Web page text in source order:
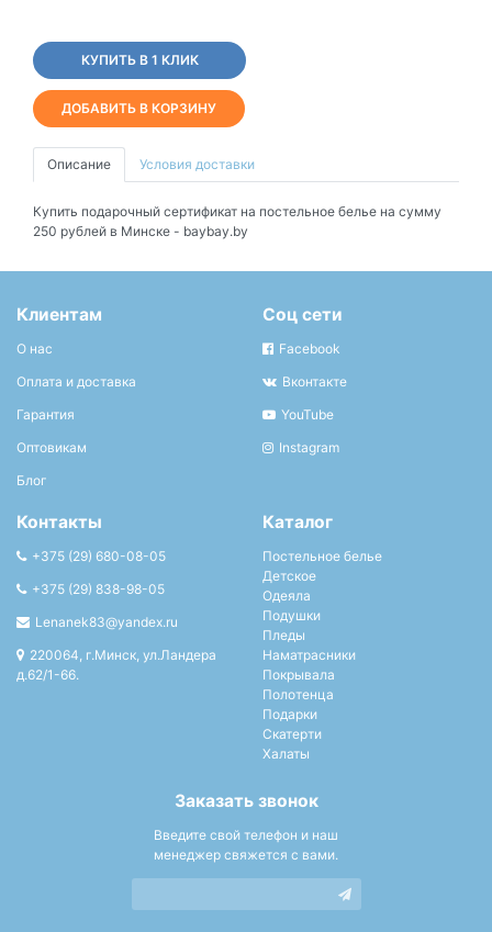
КУПИТЬ В 1 КЛИК
ДОБАВИТЬ В КОРЗИНУ
Описание Условия доставки
Купить подарочный сертификат на постельное белье на сумму
250 рублей в Минске - baybay.by
Клиентам
О нас
Оплата и доставка
Гарантия
Оптовикам
Блог
Соц сети
Facebook
Вконтакте
YouTube
Instagram
Контакты
+375 (29) 680-08-05
+375 (29) 838-98-05
Lenanek83@yandex.ru
220064, г.Минск, ул.Ландера
д.62/1-66.
Каталог
Постельное белье
Детское
Одеяла
Подушки
Пледы
Наматрасники
Покрывала
Полотенца
Подарки
Скатерти
Халаты
Заказать звонок
Введите свой телефон и наш
менеджер свяжется с вами.